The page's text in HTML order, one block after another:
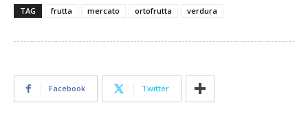
TAG frutta mercato ortofrutta verdura
Facebook Twitter